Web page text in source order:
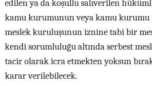
edilen ya da koşullu salıverilen
kamu kurumunun veya kamu
meslek kuruluşunun iznine tabi bir
kendi sorumluluğu altında serbest
tacir olarak icra etmekten yoksun
karar verilebilecek.